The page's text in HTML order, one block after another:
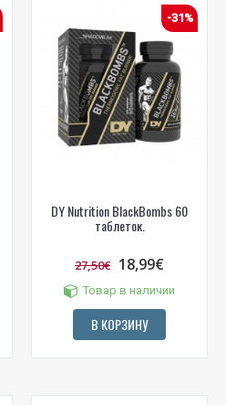
-31%
DY Nutrition BlackBombs 60
таблеток.
27,50€ 18,99€
Товар в наличии
В КОРЗИНУ